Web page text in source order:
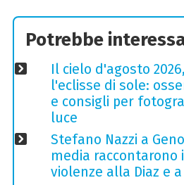
Potrebbe
Il cielo d'agosto
l'eclisse di sole:
e consigli per
luce
Stefano Nazzi a
media raccontarono
violenze alla Diaz e